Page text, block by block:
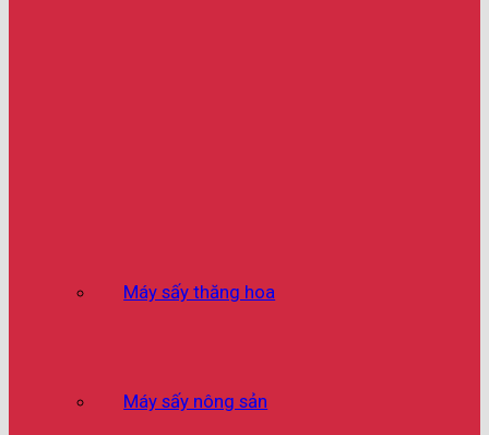
Máy sấy thăng hoa
Máy sấy nông sản